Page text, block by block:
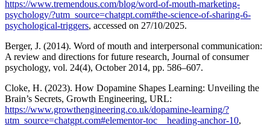
https://www.tremendous.com/blog/word-of-mouth-marketing-
psychology/?utm_source=chatgpt.com#the-science-of-sharing-6-
psychological-triggers, accessed on 27/10/2025.
Berger, J. (2014). Word of mouth and interpersonal communication:
A review and directions for future research, Journal of consumer
psychology, vol. 24(4), October 2014, pp. 586–607.
Cloke, H. (2023). How Dopamine Shapes Learning: Unveiling the
Brain’s Secrets, Growth Engineering, URL:
https://www.growthengineering.co.uk/dopamine-learning/?
utm_source=chatgpt.com#elementor-toc__heading-anchor-10,